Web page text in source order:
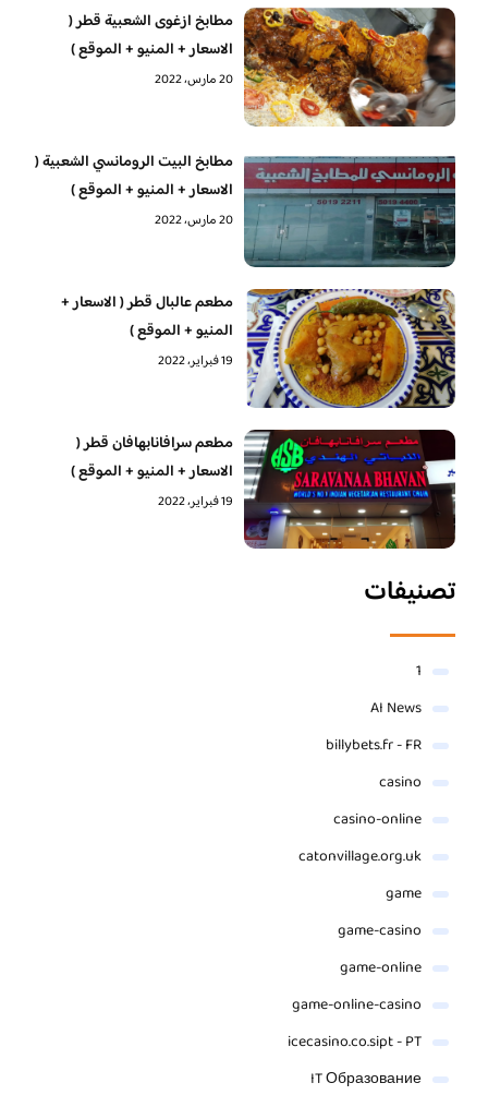
مطابخ ازغوى الشعبية قطر (
الاسعار + المنيو + الموقع )
20 مارس، 2022
مطابخ البيت الرومانسي الشعبية (
الاسعار + المنيو + الموقع )
20 مارس، 2022
مطعم عالبال قطر ( الاسعار +
المنيو + الموقع )
19 فبراير، 2022
مطعم سرافانابهافان قطر (
الاسعار + المنيو + الموقع )
19 فبراير، 2022
تصنيفات
1
AI News
billybets.fr - FR
casino
casino-online
catonvillage.org.uk
game
game-casino
game-online
game-online-casino
icecasino.co.sipt - PT
IT Образование